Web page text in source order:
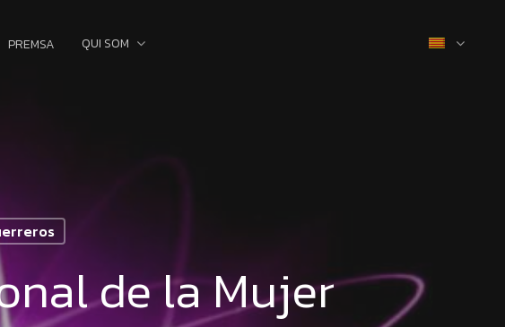
PREMSA QUI SOM
de la Mujer